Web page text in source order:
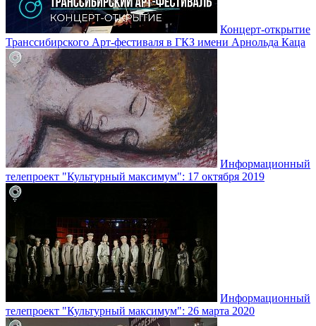
Концерт-открытие
Транссибирского Арт-фестиваля в ГКЗ имени Арнольда Каца
Информационный
телепроект "Культурный максимум": 17 октября 2019
Информационный
телепроект "Культурный максимум": 26 марта 2020